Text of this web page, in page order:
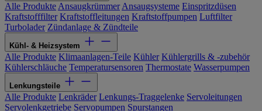
Alle Produkte Ansaugkrümmer Ansaugsysteme Einspritzdüsen
Kraftstofffilter Kraftstoffleitungen Kraftstoffpumpen Luftfilter
Turbolader Zündanlage & Zündteile
Kühl- & Heizsystem
Alle Produkte Klimaanlagen-Teile Kühler Kühlergrills & -zubehör
Kühlerschläuche Temperatursensoren Thermostate Wasserpumpen
Lenkungsteile
Alle Produkte Lenkräder Lenkungs-Traggelenke Servoleitungen
Servolenkgetriebe Servopumpen Spurstangen